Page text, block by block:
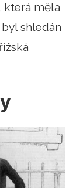
která měla
shledán